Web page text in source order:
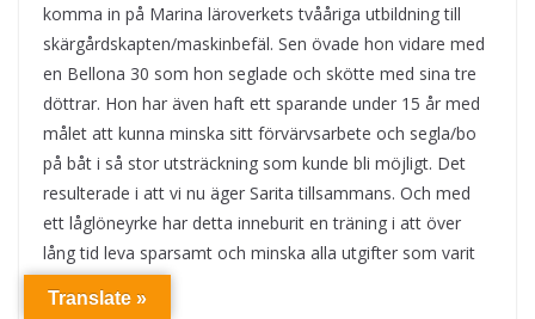
komma in på Marina läroverkets tvååriga utbildning till
skärgårdskapten/maskinbefäl. Sen övade hon vidare med
en Bellona 30 som hon seglade och skötte med sina tre
döttrar. Hon har även haft ett sparande under 15 år med
målet att kunna minska sitt förvärvsarbete och segla/bo
på båt i så stor utsträckning som kunde bli möjligt. Det
resulterade i att vi nu äger Sarita tillsammans. Och med
ett låglöneyrke har detta inneburit en träning i att över
lång tid leva sparsamt och minska alla utgifter som varit
möjliga.
Translate »